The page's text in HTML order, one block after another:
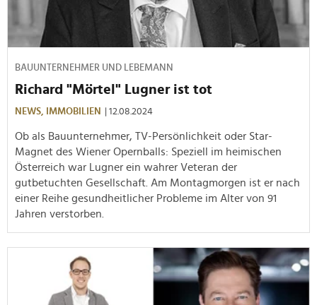
BAUUNTERNEHMER UND LEBEMANN
Richard "Mörtel" Lugner ist tot
NEWS, IMMOBILIEN | 12.08.2024
Ob als Bauunternehmer, TV-Persönlichkeit oder Star-
Magnet des Wiener Opernballs: Speziell im heimischen
Österreich war Lugner ein wahrer Veteran der
gutbetuchten Gesellschaft. Am Montagmorgen ist er nach
einer Reihe gesundheitlicher Probleme im Alter von 91
Jahren verstorben.